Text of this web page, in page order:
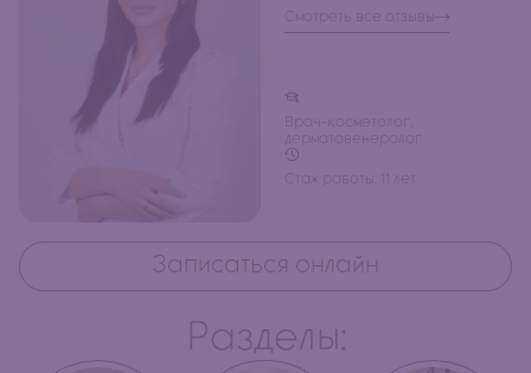
Смотреть все отзывы
Врач-косметолог,
дерматовенеролог
Стаж работы: 11 лет
Записаться онлайн
Разделы: